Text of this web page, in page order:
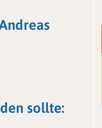
sollte: